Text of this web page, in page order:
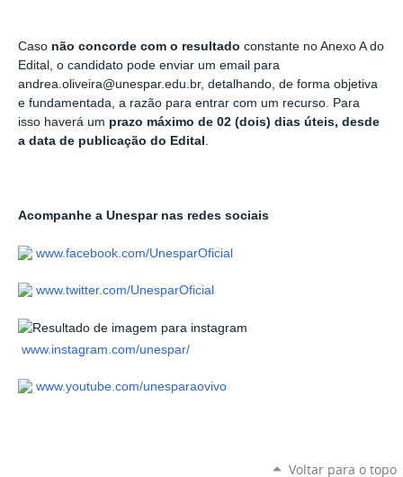
Caso não concorde com o resultado constante no Anexo A do
Edital, o candidato pode enviar um email para
andrea.oliveira@unespar.edu.br, detalhando, de forma objetiva
e fundamentada, a razão para entrar com um recurso. Para
isso haverá um prazo máximo de 02 (dois) dias úteis, desde
a data de publicação do Edital
Acompanhe a Unespar nas redes sociais
www.facebook.com/UnesparOficial
www.twitter.com/UnesparOficial
www.instagram.com/unespar/
www.youtube.com/unesparaovivo
Voltar para o topo